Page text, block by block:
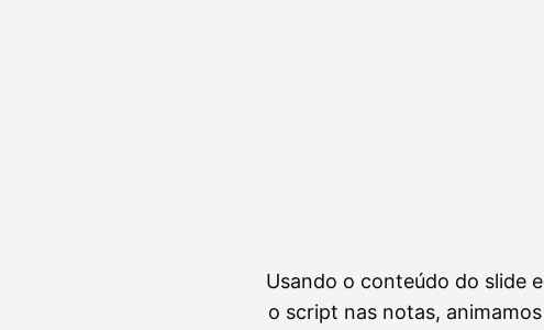
Usando o conteúdo do slide e
o script nas notas, animamos